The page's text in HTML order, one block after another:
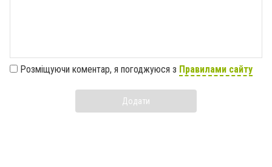
Розміщуючи коментар, я погоджуюся з Правилами сайту
Додати